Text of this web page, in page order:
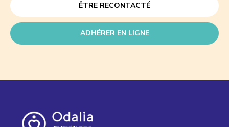
ÊTRE RECONTACTÉ
ADHÉRER EN LIGNE